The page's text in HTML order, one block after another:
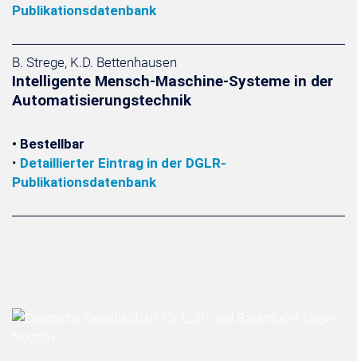
Publikationsdatenbank
B. Strege, K.D. Bettenhausen
Intelligente Mensch-Maschine-Systeme in der
Automatisierungstechnik
• Bestellbar
• Detaillierter Eintrag in der DGLR-
Publikationsdatenbank